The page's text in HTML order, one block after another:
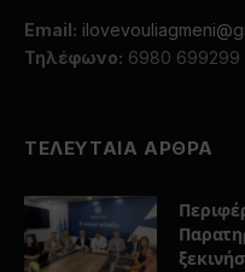
Email:
Τηλέφωνο: 6980 699299
ΤΕΛΕΥΤΑΙΑ ΑΡΘΡΑ